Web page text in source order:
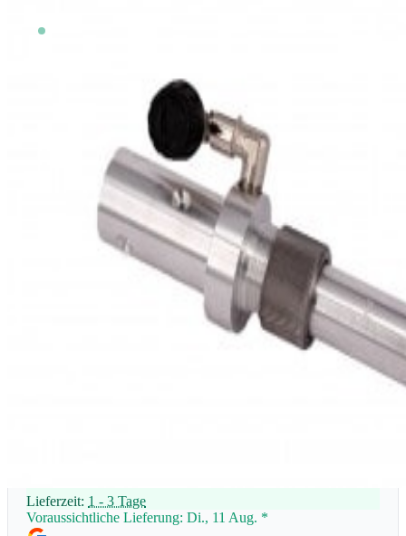
zzgl. Versandkosten
Lieferzeit: 1 - 3 Tage
Voraussichtliche Lieferung: Di., 11 Aug. *